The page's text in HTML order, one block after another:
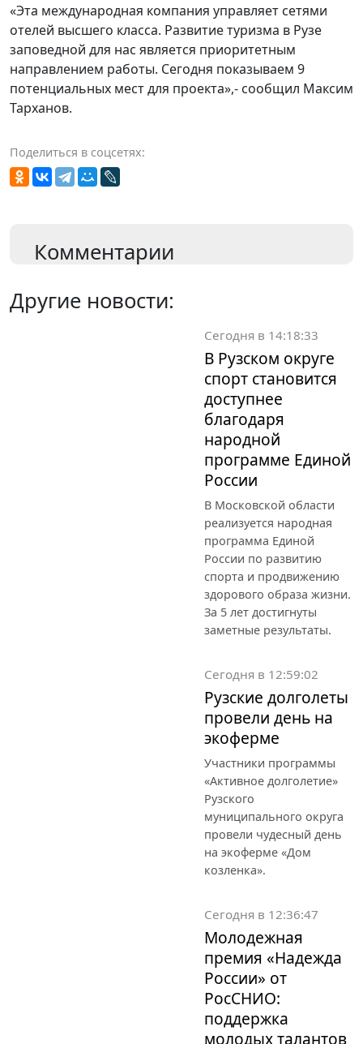
«Эта международная компания управляет сетями
отелей высшего класса. Развитие туризма в Рузе
заповедной для нас является приоритетным
направлением работы. Сегодня показываем 9
потенциальных мест для проекта»,- сообщил Максим
Тарханов.
Поделиться в соцсетях:
Комментарии
Другие новости:
Сегодня в 14:18:33
В Рузском округе
спорт становится
доступнее
благодаря
народной
программе Единой
России
В Московской области
реализуется народная
программа Единой
России по развитию
спорта и продвижению
здорового образа жизни.
За 5 лет достигнуты
заметные результаты.
Сегодня в 12:59:02
Рузские долголеты
провели день на
экоферме
Участники программы
«Активное долголетие»
Рузского
муниципального округа
провели чудесный день
на экоферме «Дом
козленка».
Сегодня в 12:36:47
Молодежная
премия «Надежда
России» от
РосСНИО:
поддержка
молодых талантов